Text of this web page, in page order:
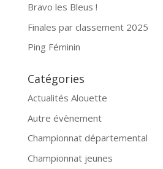
Bravo les Bleus !
Finales par classement 2025
Ping Féminin
Catégories
Actualités Alouette
Autre évènement
Championnat départemental
Championnat jeunes